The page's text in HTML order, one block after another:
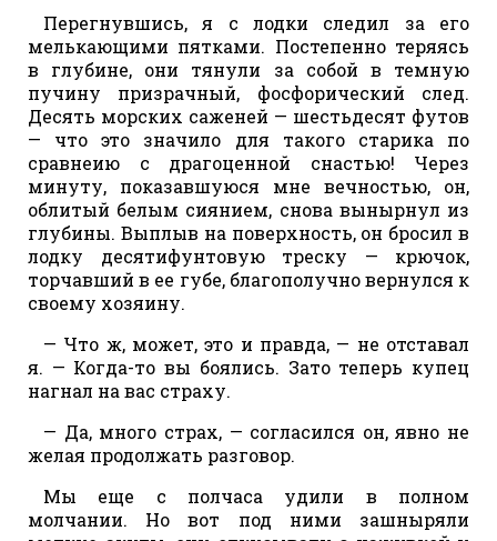
Перегнувшись, я с лодки следил за его
мелькающими пятками. Постепенно теряясь
в глубине, они тянули за собой в темную
пучину призрачный, фосфорический след.
Десять морских саженей — шестьдесят футов
— что это значило для такого старика по
сравнеию с драгоценной снастью! Через
минуту, показавшуюся мне вечностью, он,
облитый белым сиянием, снова вынырнул из
глубины. Выплыв на поверхность, он бросил в
лодку десятифунтовую треску — крючок,
торчавший в ее губе, благополучно вернулся к
своему хозяину.
— Что ж, может, это и правда, — не отставал
я. — Когда-то вы боялись. Зато теперь купец
нагнал на вас страху.
— Да, много страх, — согласился он, явно не
желая продолжать разговор.
Мы еще с полчаса удили в полном
молчании. Но вот под ними зашныряли